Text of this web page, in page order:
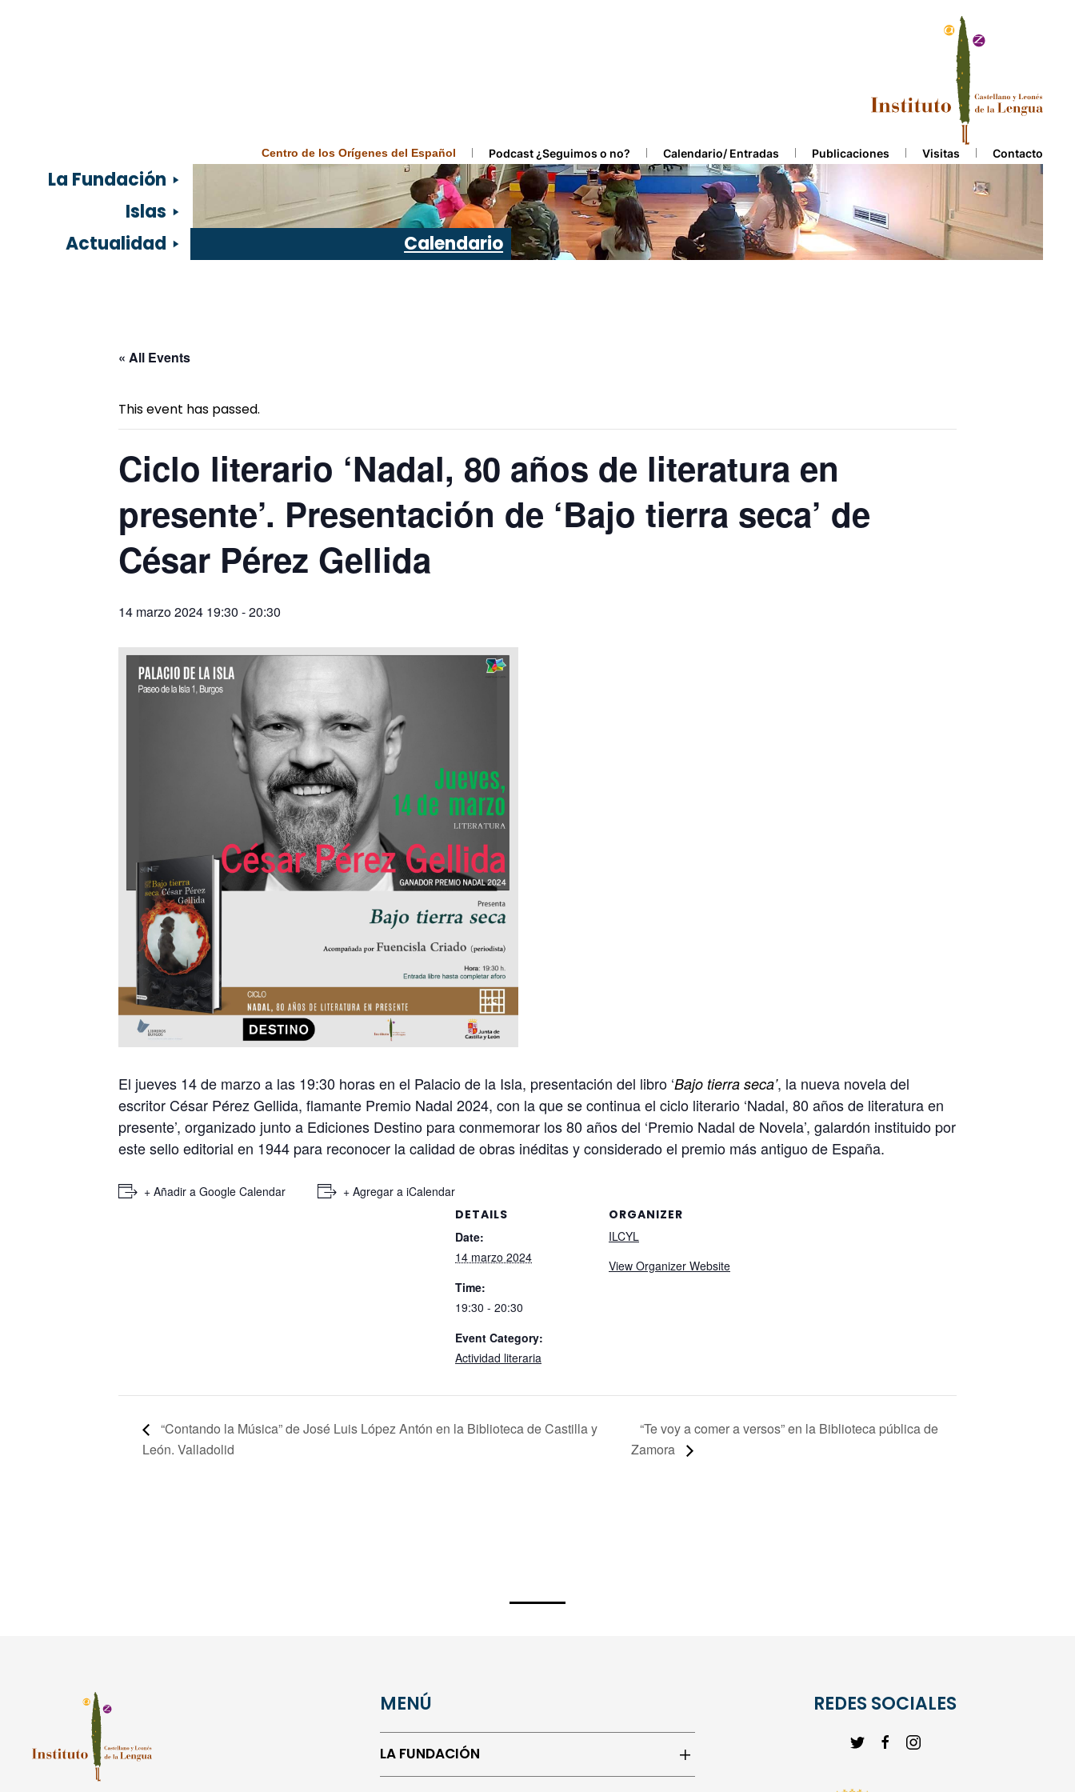
Centro de los Orígenes del Español Podcast ¿Seguimos o no? Calendario/ Entradas Publicaciones Visitas Contacto
La Fundación
Islas
Actualidad
Calendario
« All Events
This event has passed.
Ciclo literario ‘Nadal, 80 años de literatura en
presente’. Presentación de ‘Bajo tierra seca’ de
César Pérez Gellida
14 marzo 2024 19:30 -20:30
El jueves 14 de marzo a las 19:30 horas en el Palacio de la Isla, presentación del libro ‘Bajo tierra seca’, la nueva novela del
escritor César Pérez Gellida, flamante Premio Nadal 2024, con la que se continua el ciclo literario ‘Nadal, 80 años de literatura en
presente’, organizado junto a Ediciones Destino para conmemorar los 80 años del ‘Premio Nadal de Novela’, galardón instituido por
este sello editorial en 1944 para reconocer la calidad de obras inéditas y considerado el premio más antiguo de España.
+ Añadir a Google Calendar
+ Agregar a iCalendar
DETAILS
Date:
14 marzo 2024
Time:
19:30 - 20:30
Event Category:
Actividad literaria
ORGANIZER
ILCYL
View Organizer Website
“Contando la Música” de José Luis López Antón en la Biblioteca de Castilla y
León. Valladolid
“Te voy a comer a versos” en la Biblioteca pública de
Zamora
MENÚ
LA FUNDACIÓN
REDES SOCIALES